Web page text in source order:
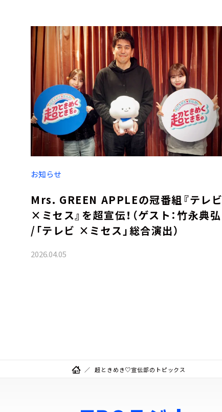
お知らせ
Mrs. GREEN APPLEの冠番組『テレビ
×ミセス』を超宣伝！（ゲスト：竹永典弘
/「テレビ ×ミセス」総合演出）
2026.04.05
超ときめき♡宣伝部のトピックス